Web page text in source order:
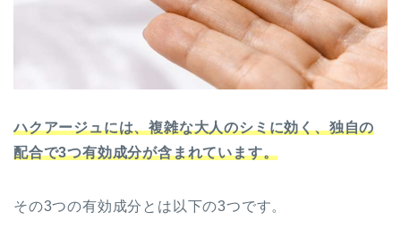
ハクアージュには、複雑な大人のシミに効く、独自の
配合で3つ有効成分が含まれています。
その3つの有効成分とは以下の3つです。